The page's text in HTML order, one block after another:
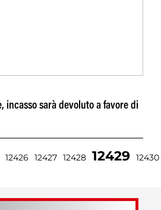
incasso sarà devoluto a favore di
12426 12427 12428 12429 12430